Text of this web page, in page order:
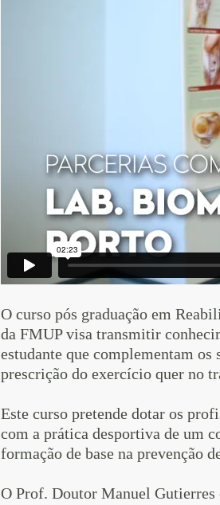
O curso pós graduação em
da FMUP visa transmitir
estudante que complementam
prescrição do exercício quer no
Este curso pretende dotar os
com a prática desportiva de um
formação de base na prevenção
O Prof. Doutor Manuel Gutierres